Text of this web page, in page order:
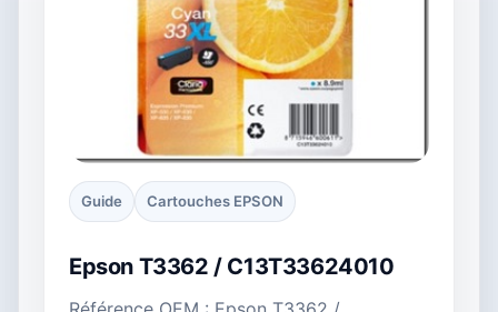
Guide Cartouches EPSON
Epson T3362 / C13T33624010